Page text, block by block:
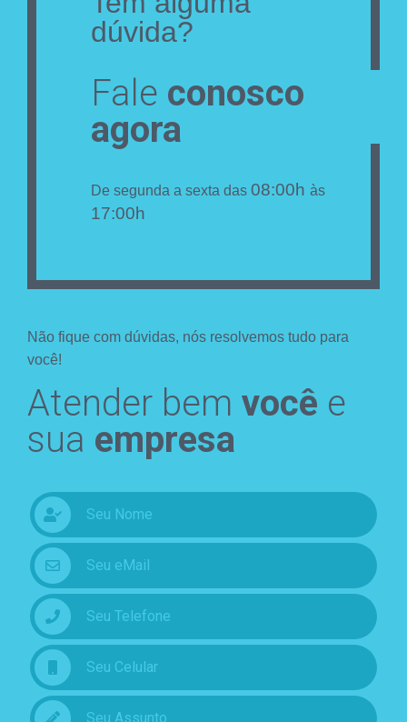
dúvida?
Fale conosco
agora
De segunda a sexta das 08:00h às
17:00h
Não fique com dúvidas, nós resolvemos tudo para
você!
Atender bem você e
sua empresa